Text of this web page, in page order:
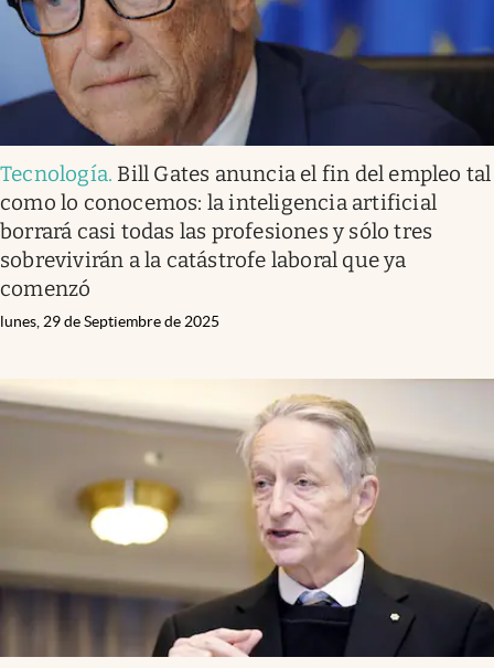
Tecnología. Bill Gates anuncia el fin del empleo tal
como lo conocemos: la inteligencia artificial
borrará casi todas las profesiones y sólo tres
sobrevivirán a la catástrofe laboral que ya
comenzó
lunes, 29 de Septiembre de 2025